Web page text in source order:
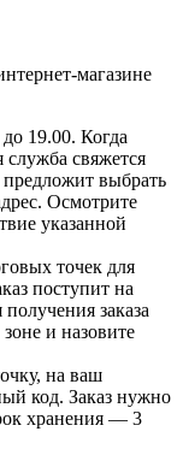
магазине
до 19.00. Когда
служба свяжется
выбрать
Осмотрите
указанной
точек для
поступит на
заказа
и назовите
на ваш
код. Заказ нужно
хранения — 3